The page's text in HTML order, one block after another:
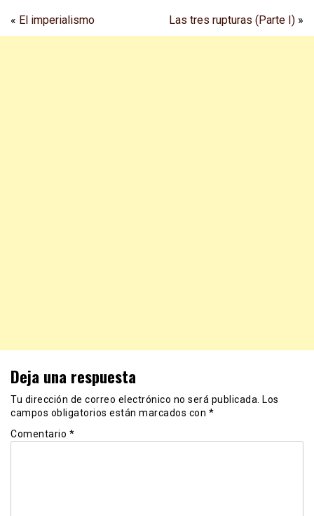
« El imperialismo Las tres rupturas (Parte I) »
Deja una respuesta
Tu dirección de correo electrónico no será publicada.
Los
campos obligatorios están marcados con *
Comentario *